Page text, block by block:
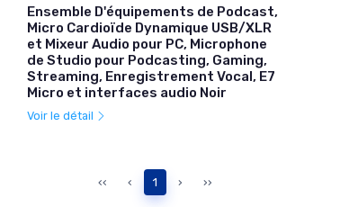
Ensemble D'équipements de Podcast,
Micro Cardioïde Dynamique USB/XLR
et Mixeur Audio pour PC, Microphone
de Studio pour Podcasting, Gaming,
Streaming, Enregistrement Vocal, E7
Micro et interfaces audio Noir
Voir le détail
‹‹ ‹ 1 › ››